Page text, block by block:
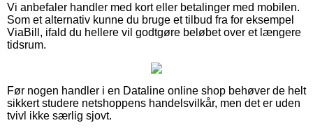
Vi anbefaler handler med kort eller betalinger med mobilen.
Som et alternativ kunne du bruge et tilbud fra for eksempel
ViaBill, ifald du hellere vil godtgøre beløbet over et længere
tidsrum.
Før nogen handler i en Dataline online shop behøver de helt
sikkert studere netshoppens handelsvilkår, men det er uden
tvivl ikke særlig sjovt.